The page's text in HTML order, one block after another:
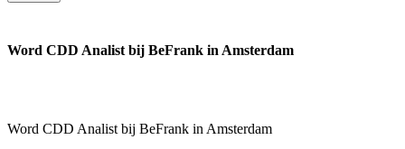
Word CDD Analist bij BeFrank in Amsterdam
Word CDD Analist bij BeFrank in Amsterdam